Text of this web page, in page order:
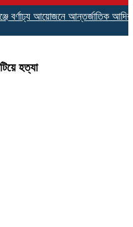
বর্ণাঢ্য আয়োজনে আন্তর্জাতিক
হত্যা